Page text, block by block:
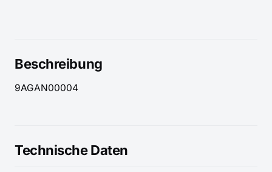
Beschreibung
9AGAN00004
Technische Daten